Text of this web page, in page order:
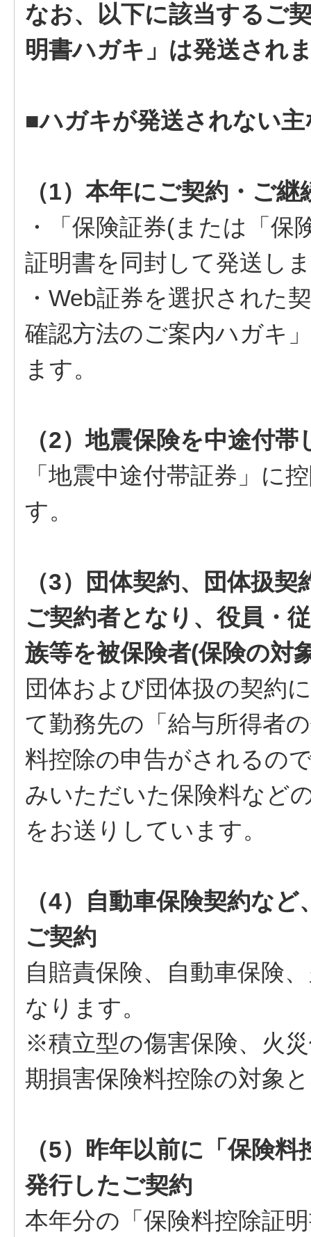
なお、以下に該当するご
明書ハガキ」は発送され
■ハガキが発送されない
（1）本年にご契約・ご
・「保険証券(または「保
証明書を同封して発送し
・Web証券を選択された
確認方法のご案内ハガキ
ます。
（2）地震保険を中途付
「地震中途付帯証券」に
す。
（3）団体契約、団体扱
ご契約者となり、役員・
族等を被保険者(保険の対
団体および団体扱の契約
て勤務先の「給与所得者
料控除の申告がされるの
みいただいた保険料など
をお送りしています。
（4）自動車保険契約な
ご契約
自賠責保険、自動車保険
なります。
※積立型の傷害保険、火
期損害保険料控除の対象
（5）昨年以前に「保険
発行したご契約
本年分の「保険料控除証